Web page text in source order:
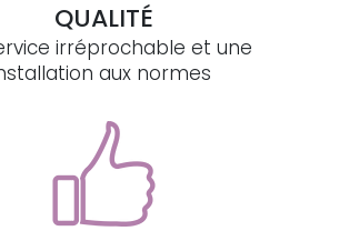
QUALITÉ
irréprochable et une
aux normes